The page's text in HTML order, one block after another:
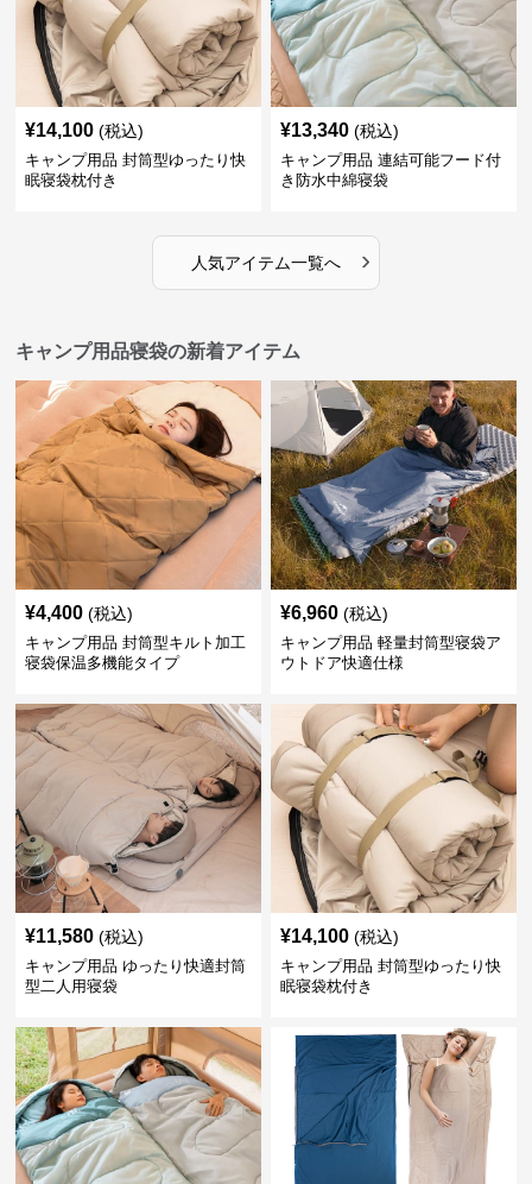
¥14,100 (税込)
キャンプ用品 封筒型ゆったり快
眠寝袋枕付き
¥13,340 (税込)
キャンプ用品 連結可能フード付
き防水中綿寝袋
人気アイテム一覧へ ›
キャンプ用品寝袋の新着アイテム
¥4,400 (税込)
キャンプ用品 封筒型キルト加工
寝袋保温多機能タイプ
¥6,960 (税込)
キャンプ用品 軽量封筒型寝袋ア
ウトドア快適仕様
¥11,580 (税込)
キャンプ用品 ゆったり快適封筒
型二人用寝袋
¥14,100 (税込)
キャンプ用品 封筒型ゆったり快
眠寝袋枕付き